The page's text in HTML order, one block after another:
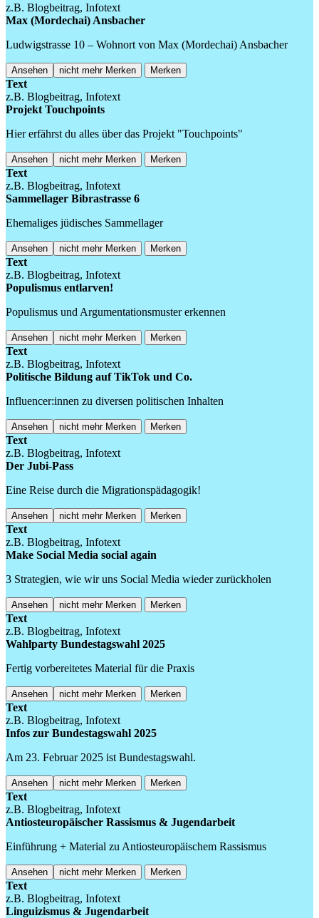
z.B. Blogbeitrag, Infotext
Max (Mordechai) Ansbacher
Ludwigstrasse 10 – Wohnort von Max (Mordechai) Ansbacher
Ansehen nicht mehr Merken Merken
Text
z.B. Blogbeitrag, Infotext
Projekt Touchpoints
Hier erfährst du alles über das Projekt "Touchpoints"
Ansehen nicht mehr Merken Merken
Text
z.B. Blogbeitrag, Infotext
Sammellager Bibrastrasse 6
Ehemaliges jüdisches Sammellager
Ansehen nicht mehr Merken Merken
Text
z.B. Blogbeitrag, Infotext
Populismus entlarven!
Populismus und Argumentationsmuster erkennen
Ansehen nicht mehr Merken Merken
Text
z.B. Blogbeitrag, Infotext
Politische Bildung auf TikTok und Co.
Influencer:innen zu diversen politischen Inhalten
Ansehen nicht mehr Merken Merken
Text
z.B. Blogbeitrag, Infotext
Der Jubi-Pass
Eine Reise durch die Migrationspädagogik!
Ansehen nicht mehr Merken Merken
Text
z.B. Blogbeitrag, Infotext
Make Social Media social again
3 Strategien, wie wir uns Social Media wieder zurückholen
Ansehen nicht mehr Merken Merken
Text
z.B. Blogbeitrag, Infotext
Wahlparty Bundestagswahl 2025
Fertig vorbereitetes Material für die Praxis
Ansehen nicht mehr Merken Merken
Text
z.B. Blogbeitrag, Infotext
Infos zur Bundestagswahl 2025
Am 23. Februar 2025 ist Bundestagswahl.
Ansehen nicht mehr Merken Merken
Text
z.B. Blogbeitrag, Infotext
Antiosteuropäischer Rassismus & Jugendarbeit
Einführung + Material zu Antiosteuropäischem Rassismus
Ansehen nicht mehr Merken Merken
Text
z.B. Blogbeitrag, Infotext
Linguizismus & Jugendarbeit